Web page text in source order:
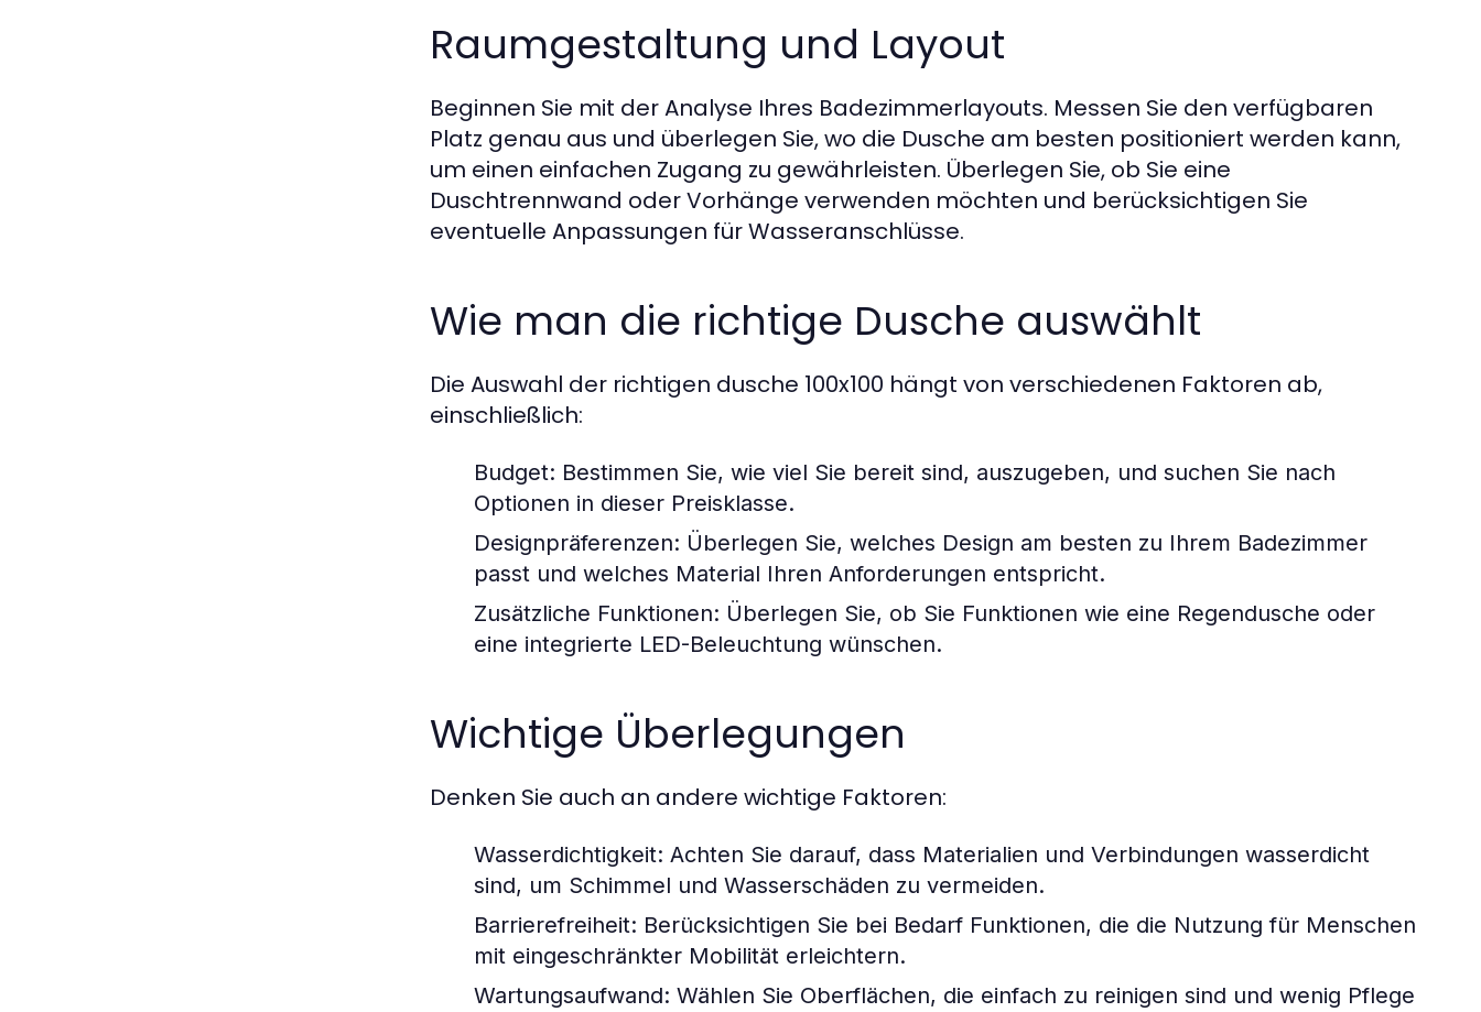
Raumgestaltung und Layout
Beginnen Sie mit der Analyse Ihres Badezimmerlayouts. Messen Sie den verfügbaren
Platz genau aus und überlegen Sie, wo die Dusche am besten positioniert werden kann,
um einen einfachen Zugang zu gewährleisten. Überlegen Sie, ob Sie eine
Duschtrennwand oder Vorhänge verwenden möchten und berücksichtigen Sie
eventuelle Anpassungen für Wasseranschlüsse.
Wie man die richtige Dusche auswählt
Die Auswahl der richtigen dusche 100x100 hängt von verschiedenen Faktoren ab,
einschließlich:
Budget: Bestimmen Sie, wie viel Sie bereit sind, auszugeben, und suchen Sie nach
Optionen in dieser Preisklasse.
Designpräferenzen: Überlegen Sie, welches Design am besten zu Ihrem Badezimmer
passt und welches Material Ihren Anforderungen entspricht.
Zusätzliche Funktionen: Überlegen Sie, ob Sie Funktionen wie eine Regendusche oder
eine integrierte LED-Beleuchtung wünschen.
Wichtige Überlegungen
Denken Sie auch an andere wichtige Faktoren:
Wasserdichtigkeit: Achten Sie darauf, dass Materialien und Verbindungen wasserdicht
sind, um Schimmel und Wasserschäden zu vermeiden.
Barrierefreiheit: Berücksichtigen Sie bei Bedarf Funktionen, die die Nutzung für Menschen
mit eingeschränkter Mobilität erleichtern.
Wartungsaufwand: Wählen Sie Oberflächen, die einfach zu reinigen sind und wenig Pflege